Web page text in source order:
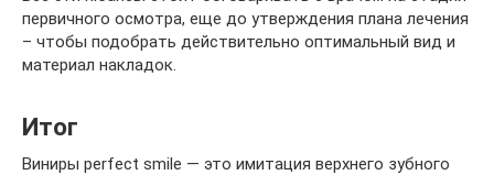
первичного осмотра, еще до утверждения плана лечения
– чтобы подобрать действительно оптимальный вид и
материал накладок.
Итог
Виниры perfect smile — это имитация верхнего зубного